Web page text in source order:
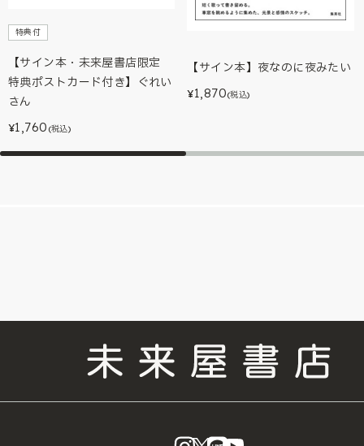
特典付
【サイン本・未来屋書店限定
特典ポストカード付き】ぐれい
さん
¥1,760 (税込)
【サイン本】夜なのに夜みたい
¥1,870(税込)
instagram
X LINE